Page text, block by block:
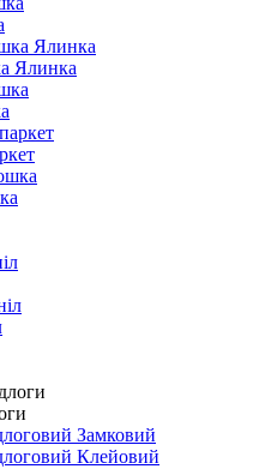
Ялинка
Замковий
Клейовий